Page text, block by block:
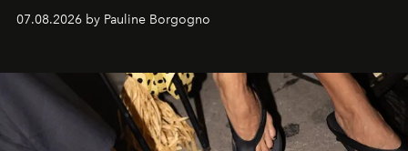
d'exception composent un véritable voyage sensoriel.
07.08.2026 by Pauline Borgogno